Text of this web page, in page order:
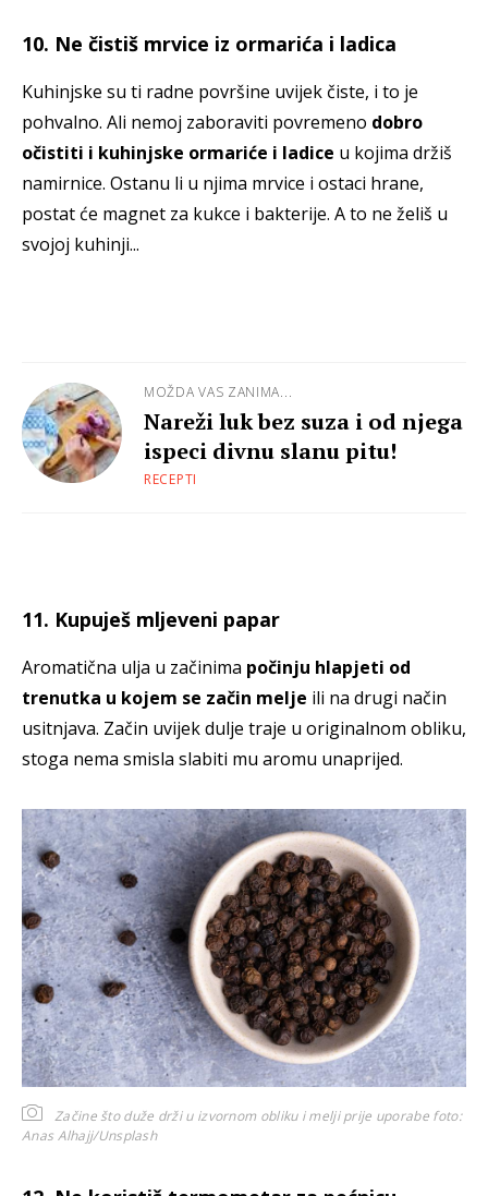
10. Ne čistiš mrvice iz ormarića i ladica
Kuhinjske su ti radne površine uvijek čiste, i to je
pohvalno. Ali nemoj zaboraviti povremeno dobro
očistiti i kuhinjske ormariće i ladice u kojima držiš
namirnice. Ostanu li u njima mrvice i ostaci hrane,
postat će magnet za kukce i bakterije. A to ne želiš u
svojoj kuhinji...
MOŽDA VAS ZANIMA...
Nareži luk bez suza i od njega
ispeci divnu slanu pitu!
RECEPTI
11. Kupuješ mljeveni papar
Aromatična ulja u začinima počinju hlapjeti od
trenutka u kojem se začin melje ili na drugi način
usitnjava. Začin uvijek dulje traje u originalnom obliku,
stoga nema smisla slabiti mu aromu unaprijed.
Začine što duže drži u izvornom obliku i melji prije uporabe foto:
Anas Alhajj/Unsplash